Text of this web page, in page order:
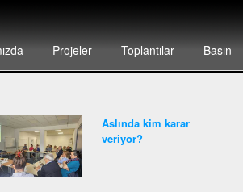
Projeler Toplantılar Basın
Aslında kim karar
veriyor?